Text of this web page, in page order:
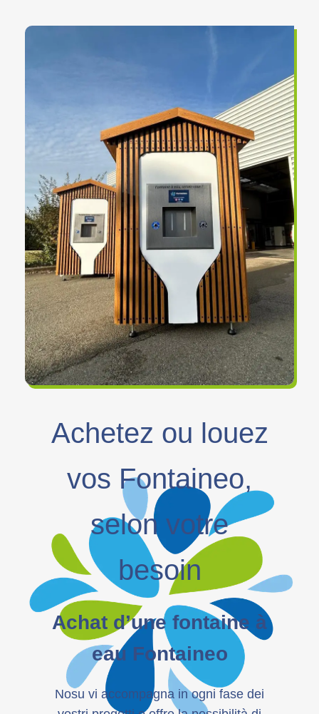
Achetez ou louez
vos Fontaineo,
selon votre
besoin
Achat d’une fontaine à
eau Fontaineo
Nosu vi accompagna in ogni fase dei